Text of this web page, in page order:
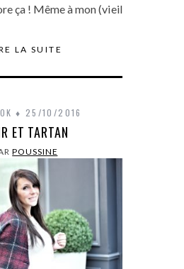
ça ! Même à mon (vieil
LA SUITE
25/10/2016
ET TARTAN
POUSSINE